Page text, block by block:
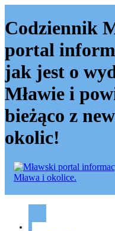
Codziennik
portal
jak jest o
Mławie i
bieżąco z
okolic!
Codziennik